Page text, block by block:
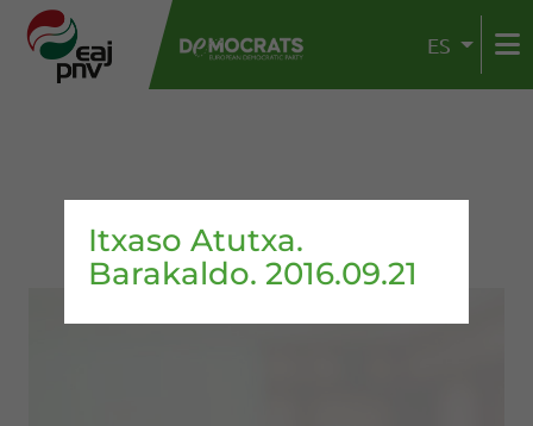
ES
Itxaso Atutxa.
Barakaldo. 2016.09.21